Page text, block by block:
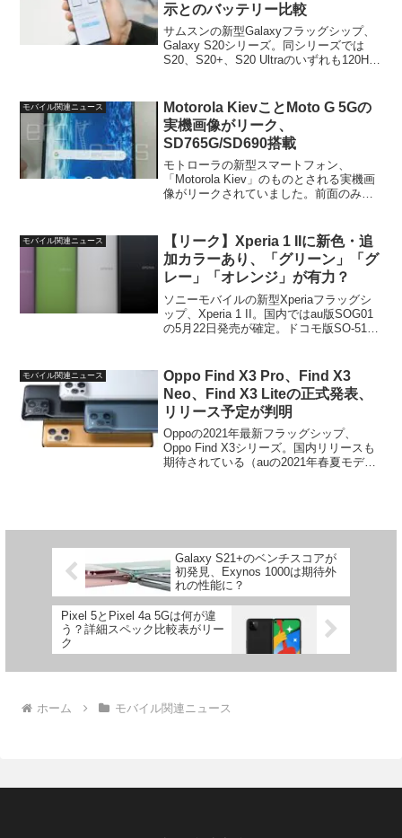
示とのバッテリー比較
サムスンの新型Galaxyフラッグシップ、
Galaxy S20シリーズ。同シリーズでは
S20、S20+、S20 Ultraのいずれも120Hz
ト、単純に言えば60...
モバイル関連ニュース
Motorola KievことMoto G 5Gの
実機画像がリーク、
SD765G/SD690搭載
モトローラの新型スマートフォン、
「Motorola Kiev」のものとされる実機画
像がリークされていました。前面のみの
イといったところでしょうか。なお、一
部スペックも...
モバイル関連ニュース
【リーク】Xperia 1 IIに新色・追
加カラーあり、「グリーン」「グ
レー」「オレンジ」が有力？
ソニーモバイルの新型Xperiaフラッグシ
ップ、Xperia 1 II。国内ではau版SOG01
の5月22日発売が確定。ドコモ版SO-51A
や、その後削除。まだはっきりと...
モバイル関連ニュース
Oppo Find X3 Pro、Find X3
Neo、Find X3 Liteの正式発表、
リリース予定が判明
Oppoの2021年最新フラッグシップ、
Oppo Find X3シリーズ。国内リリースも
期待されている（auの2021年春夏モデ
Galaxy S21+のベンチスコアが
初発見、Exynos 1000は期待外
れの性能に？
Pixel 5とPixel 4a 5Gは何が違
う？詳細スペック比較表がリー
ク
ホーム モバイル関連ニュース